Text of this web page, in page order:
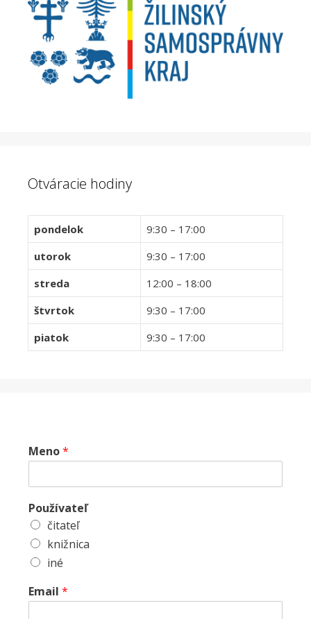
Otváracie hodiny
pondelok
9:30 – 17:00
utorok
9:30 – 17:00
streda
12:00 – 18:00
štvrtok
9:30 – 17:00
piatok
9:30 – 17:00
Meno*
Používateľ
čitateľ
knižnica
iné
Email *